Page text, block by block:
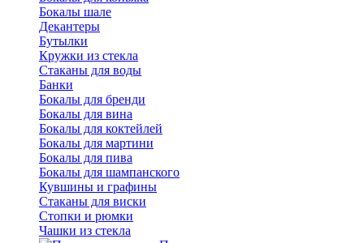
Бокалы шале
Декантеры
Бутылки
Кружки из стекла
Стаканы для воды
Банки
Бокалы для бренди
Бокалы для вина
Бокалы для коктейлей
Бокалы для мартини
Бокалы для пива
Бокалы для шампанского
Кувшины и графины
Стаканы для виски
Стопки и рюмки
Чашки из стекла